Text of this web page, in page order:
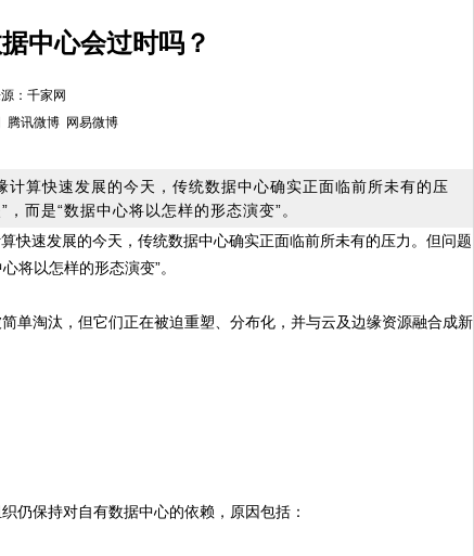
中心会过时吗？
：千家网
腾讯微博 网易微博
算快速发展的今天，传统数据中心确实正面临前所未有的压
而是“数据中心将以怎样的形态演变”。
快速发展的今天，传统数据中心确实正面临前所未有的压力。但问题
将以怎样的形态演变”。
淘汰，但它们正在被迫重塑、分布化，并与云及边缘资源融合成新
保持对自有数据中心的依赖，原因包括：